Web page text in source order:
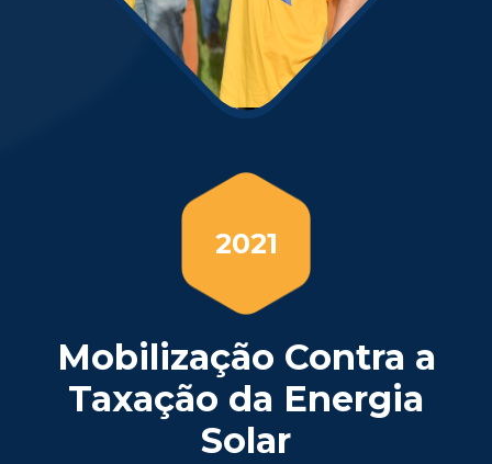
2021
Mobilização Contra a
Taxação da Energia
Solar